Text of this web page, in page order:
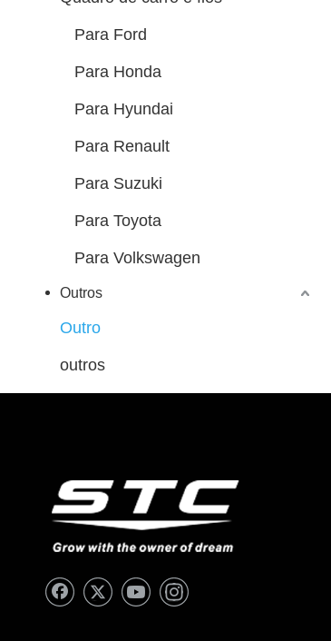
Para Ford
Para Honda
Para Hyundai
Para Renault
Para Suzuki
Para Toyota
Para Volkswagen
Outros
Outro
outros